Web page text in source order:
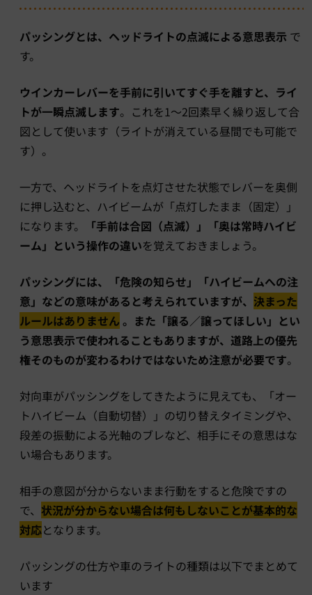
パッシングとは、ヘッドライトの点滅による意思表示 で
す。
ウインカーレバーを手前に引いてすぐ手を離すと、ライ
トが一瞬点滅します。これを1〜2回素早く繰り返して合
図として使います（ライトが消えている昼間でも可能で
す）。
一方で、ヘッドライトを点灯させた状態でレバーを奥側
に押し込むと、ハイビームが「点灯したまま（固定）」
になります。
「手前は合図（点滅）」「奥は常時ハイビ
ーム」という操作の違いを覚えておきましょう。
パッシングには、「危険の知らせ」「ハイビームへの注
意」などの意味があると考えられていますが、 決まった
ルールはありません 。また「譲る／譲ってほしい」とい
う意思表示で使われることもありますが、道路上の優先
権そのものが変わるわけではないため注意が必要です。
対向車がパッシングをしてきたように見えても、「オー
トハイビーム（自動切替）」の切り替えタイミングや、
段差の振動による光軸のブレなど、相手にその意思はな
い場合もあります。
相手の意図が分からないまま行動をすると危険ですの
で、 状況が分からない場合は何もしないことが基本的な
対応となります。
パッシングの仕方や車のライトの種類は以下でまとめて
います